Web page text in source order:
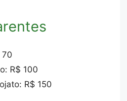
70
R$ 100
R$ 150